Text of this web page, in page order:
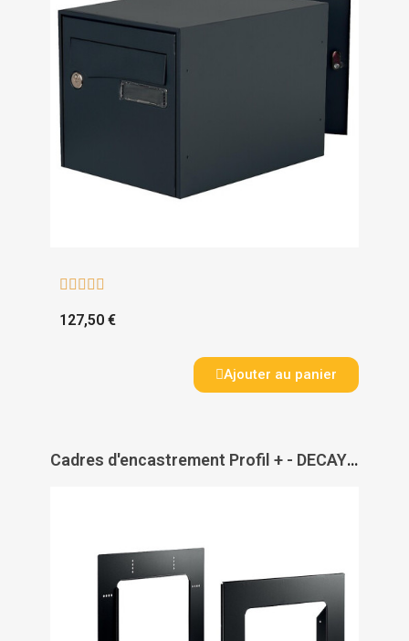
    
127,50 €
Ajouter au panier
Cadres d'encastrement Profil + - DECAYEUX